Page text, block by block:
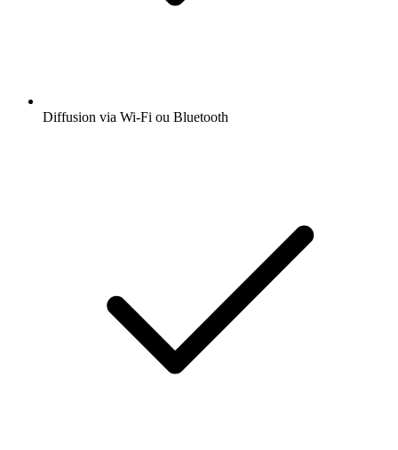
Diffusion via Wi-Fi ou Bluetooth